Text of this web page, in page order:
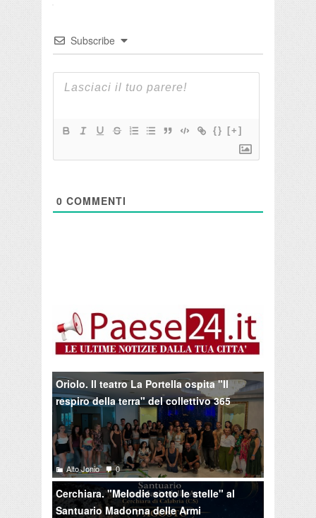
Subscribe
{} [+]
0 COMMENTI
Oriolo. Il teatro La Portella ospita "Il
respiro della terra" del collettivo 365
Alto Jonio 0
Cerchiara. "Melodie sotto le stelle" al
Santuario Madonna delle Armi